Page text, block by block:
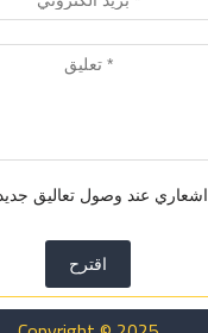
اشعاري عند وصول تعاليق
اقترح